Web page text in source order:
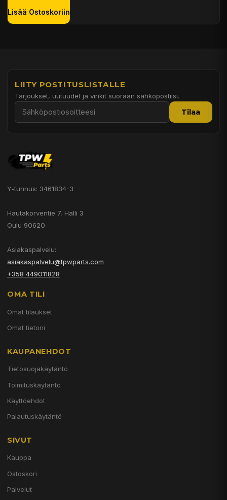
Lisää Ostoskoriin
LIITY POSTITUSLISTALLE
Tarjoukset, uutuudet ja vinkit suoraan sähköpostiisi.
Tilaa
Y-tunnus: 3461834-3
Hautakorventie 7, Halli 3
Oulu 90620
Asiakaspalvelu:
asiakaspalvelu@tpwparts.com
+358 449011828
OMA TILI
Omat tilaukset
Omat tietoni
KAUPANEHDOT
Tietosuojakäytäntö
Toimituskäytäntö
Käyttöehdot
Palautuskäytäntö
SIVUT
Kauppa
Ostoskori
Palvelut